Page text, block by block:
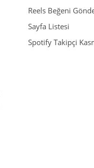
Reels Beğeni
Sayfa Listesi
Spotify Takipçi